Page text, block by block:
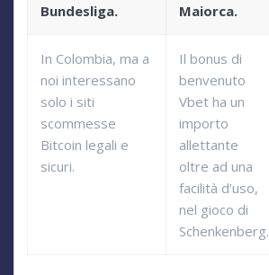
Bundesliga.
Maiorca.
In Colombia, ma a
noi interessano
solo i siti
scommesse
Bitcoin legali e
sicuri.
Il bonus di
benvenuto
Vbet ha un
importo
allettante
oltre ad una
facilità d’uso,
nel gioco di
Schenkenberg.